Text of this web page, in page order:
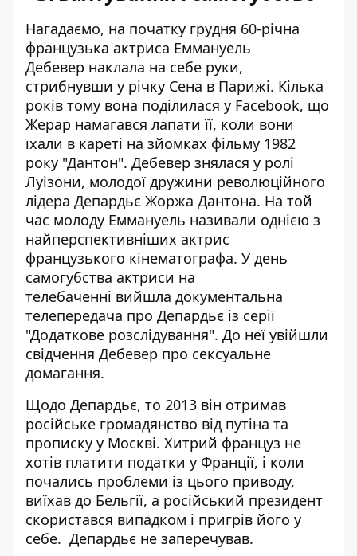
Нагадаємо, на початку грудня 60-річна
французька актриса Еммануель
Дебевер наклала на себе руки,
стрибнувши у річку Сена в Парижі. Кілька
років тому вона поділилася у Facebook, що
Жерар намагався лапати її, коли вони
їхали в кареті на зйомках фільму 1982
року "Дантон". Дебевер знялася у ролі
Луізони, молодої дружини революційного
лідера Депардьє Жоржа Дантона. На той
час молоду Еммануель називали однією з
найперспективніших актрис
французького кінематографа. У день
самогубства актриси на
телебаченні вийшла документальна
телепередача про Депардьє із серії
"Додаткове розслідування". До неї увійшли
свідчення Дебевер про сексуальне
домагання.
Щодо Депардьє, то 2013 він отримав
російське громадянство від путіна та
прописку у Москві. Хитрий француз не
хотів платити податки у Франції, і коли
почались проблеми із цього приводу,
виїхав до Бельгії, а російський президент
скористався випадком і пригрів його у
себе. Депардьє не заперечував.